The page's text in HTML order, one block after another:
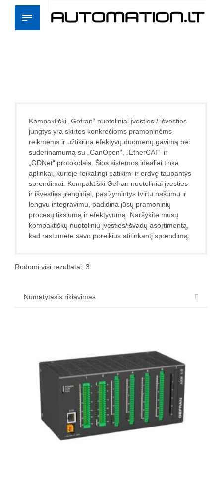
Kompaktiški „Gefran“ nuotoliniai įvesties / išvesties
jungtys yra skirtos konkrečioms pramoninėms
reikmėms ir užtikrina efektyvų duomenų gavimą bei
suderinamumą su „CanOpen“, „EtherCAT“ ir
„GDNet“ protokolais. Šios sistemos idealiai tinka
aplinkai, kurioje reikalingi patikimi ir erdvę taupantys
sprendimai. Kompaktiški Gefran nuotoliniai įvesties
ir išvesties įrenginiai, pasižymintys tvirtu našumu ir
lengvu integravimu, padidina jūsų pramoninių
procesų tikslumą ir efektyvumą. Naršykite mūsų
kompaktiškų nuotolinių įvesties/išvadų asortimentą,
kad rastumėte savo poreikius atitinkantį sprendimą.
Rodomi visi rezultatai: 3